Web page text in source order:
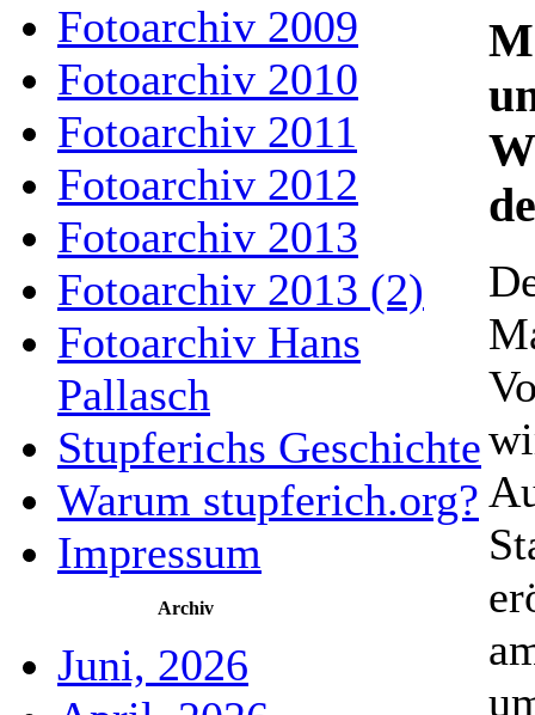
Fotoarchiv 2009
Fotoarchiv 2010
Fotoarchiv 2011
Fotoarchiv 2012
Fotoarchiv 2013
Fotoarchiv 2013 (2)
Fotoarchiv Hans
Pallasch
Stupferichs Geschichte
Warum stupferich.org?
Impressum
Archiv
Juni, 2026